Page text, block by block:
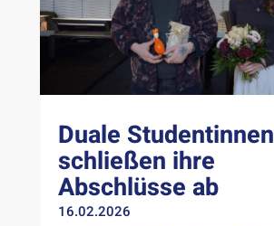
Duale Studentinnen
schließen ihre
Abschlüsse ab
16.02.2026